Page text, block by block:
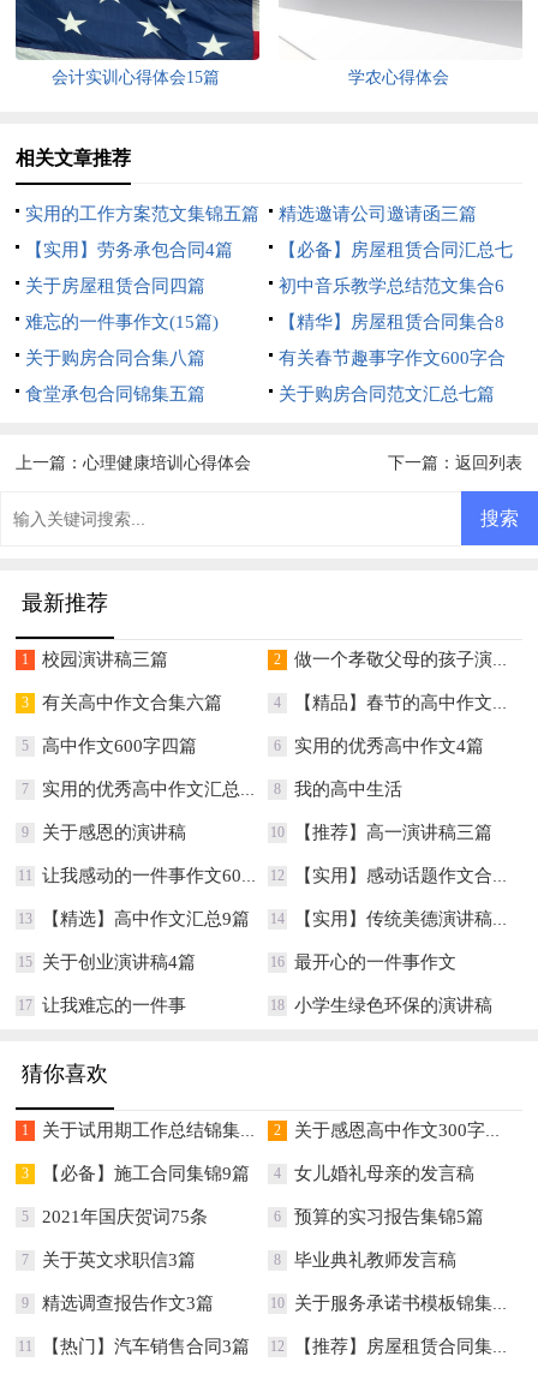
会计实训心得体会15篇 学农心得体会
相关文章推荐
实用的工作方案范文集锦五篇
精选邀请公司邀请函三篇
【实用】劳务承包合同4篇
【必备】房屋租赁合同汇总七
篇
关于房屋租赁合同四篇
初中音乐教学总结范文集合6
篇
难忘的一件事作文(15篇)
【精华】房屋租赁合同集合8
篇
关于购房合同合集八篇
有关春节趣事字作文600字合
集五篇
食堂承包合同锦集五篇 关于购房合同范文汇总七篇
上一篇：心理健康培训心得体会 下一篇： 返回列表
最新推荐
1 校园演讲稿三篇 2 做一个孝敬父母的孩子演讲稿
3 有关高中作文合集六篇 4 【精品】春节的高中作文汇总八篇
5 高中作文600字四篇 6 实用的优秀高中作文4篇
7 实用的优秀高中作文汇总7篇 8 我的高中生活
9 关于感恩的演讲稿 10 【推荐】高一演讲稿三篇
11 让我感动的一件事作文600字 12 【实用】感动话题作文合集10篇
13 【精选】高中作文汇总9篇 14 【实用】传统美德演讲稿3篇
15 关于创业演讲稿4篇 16 最开心的一件事作文
17 让我难忘的一件事 18 小学生绿色环保的演讲稿
猜你喜欢
1 关于试用期工作总结锦集七篇 2 关于感恩高中作文300字集锦八篇
3 【必备】施工合同集锦9篇 4 女儿婚礼母亲的发言稿
5 2021年国庆贺词75条 6 预算的实习报告集锦5篇
7 关于英文求职信3篇 8 毕业典礼教师发言稿
9 精选调查报告作文3篇 10 关于服务承诺书模板锦集10篇
11 【热门】汽车销售合同3篇 12 【推荐】房屋租赁合同集锦五篇